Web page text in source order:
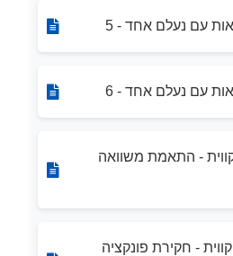
עם נעלם אחד - 5
עם נעלם אחד - 6
- התאמת משוואה
- חקירת פונקציה